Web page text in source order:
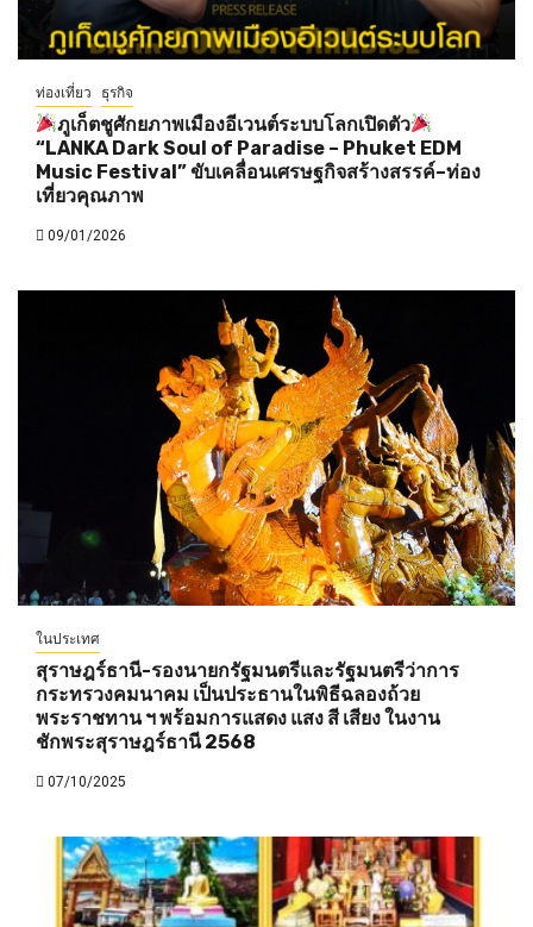
ท่องเที่ยว ธุรกิจ
ภูเก็ตชูศักยภาพเมืองอีเวนต์ระบบโลกเปิดตัว
“LANKA Dark Soul of Paradise – Phuket EDM
Music Festival” ขับเคลื่อนเศรษฐกิจสร้างสรรค์–ท่อง
เที่ยวคุณภาพ
09/01/2026
ในประเทศ
สุราษฎร์ธานี-รองนายกรัฐมนตรีและรัฐมนตรีว่าการ
กระทรวงคมนาคม เป็นประธานในพิธีฉลองถ้วย
พระราชทาน ฯ พร้อมการแสดง แสง สี เสียง ในงาน
ชักพระสุราษฎร์ธานี 2568
07/10/2025